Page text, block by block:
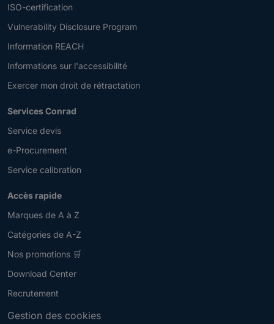
ISO-certification
Vulnerability Disclosure Program
Information REACH
Informations sur l'accessibilité
Exercer mon droit de rétractation
Services Conrad
Service devis
e-Procurement
Service calibration
Accès rapide
Marques de A à Z
Catégories de A-Z
Nos promotions 🛒
Download Center
Recrutement
Gestion des cookies